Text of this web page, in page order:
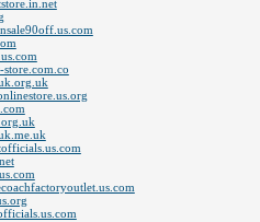
store.com.co